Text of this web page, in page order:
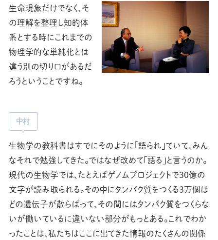
生命現象だけでなく、そ
の理解を整理し知的体
系とする時にこれまでの
物理学的な単純化とは
違う別の切り口があるだ
ろうということですね。
中村
生物学の教科書はすでにそのように「語られ」ていて、みん
なそれで勉強してきた。ではなぜ改めて「語る」と言うのか。
現代の生物学では、たとえばゲノムプロジェクトで30億の
文字が読み取られる。その中にタンパク質をつくる3万個ほ
どの遺伝子が散らばって、その間にはタンパク質をつくらな
いが働いているに違いない部分がもっとある。これでわか
ったことは、私たちはここに出てきた情報のたくさんの関係
館内の催し
9/19